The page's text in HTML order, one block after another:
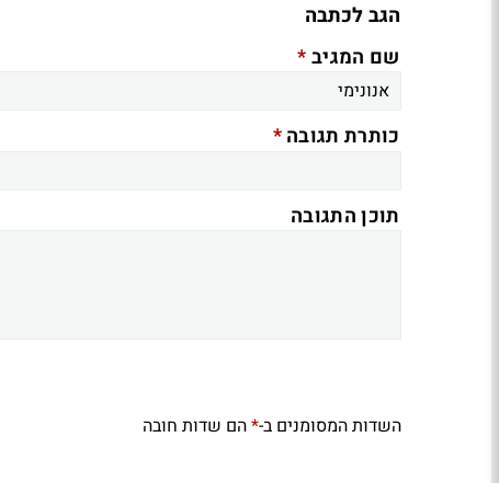
הגב לכתבה
שם המגיב*
כותרת תגובה*
תוכן התגובה
השדות המסומנים ב-*הם שדות חובה